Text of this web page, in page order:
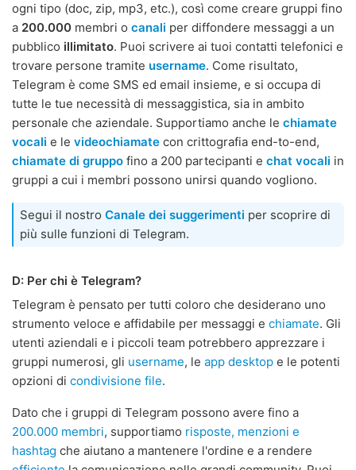
ogni tipo (doc, zip, mp3, etc.), così come creare gruppi fino
a 200.000 membri o canali per diffondere messaggi a un
pubblico illimitato. Puoi scrivere ai tuoi contatti telefonici e
trovare persone tramite username. Come risultato,
Telegram è come SMS ed email insieme, e si occupa di
tutte le tue necessità di messaggistica, sia in ambito
personale che aziendale. Supportiamo anche le chiamate
vocali e le videochiamate con crittografia end-to-end,
chiamate di gruppo fino a 200 partecipanti e chat vocali in
gruppi a cui i membri possono unirsi quando vogliono.
Segui il nostro Canale dei suggerimenti per scoprire di
più sulle funzioni di Telegram.
D: Per chi è Telegram?
Telegram è pensato per tutti coloro che desiderano uno
strumento veloce e affidabile per messaggi e chiamate. Gli
utenti aziendali e i piccoli team potrebbero apprezzare i
gruppi numerosi, gli username, le app desktop e le potenti
opzioni di condivisione file.
Dato che i gruppi di Telegram possono avere fino a
200.000 membri, supportiamo risposte, menzioni e
hashtag che aiutano a mantenere l'ordine e a rendere